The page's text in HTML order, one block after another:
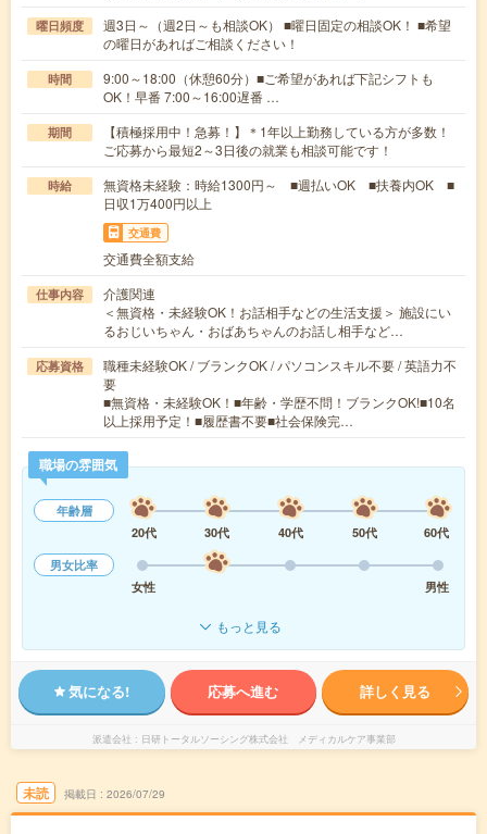
曜日頻度
週3日～（週2日～も相談OK） ■曜日固定の相談OK！ ■希望
の曜日があればご相談ください！
時間
9:00～18:00（休憩60分）■ご希望があれば下記シフトも
OK！早番 7:00～16:00遅番 …
期間
【積極採用中！急募！】＊1年以上勤務している方が多数！
ご応募から最短2～3日後の就業も相談可能です！
時給
無資格未経験：時給1300円～ ■週払いOK ■扶養内OK ■
日収1万400円以上
交通費
交通費全額支給
仕事内容
介護関連
＜無資格・未経験OK！お話相手などの生活支援＞ 施設にい
るおじいちゃん・おばあちゃんのお話し相手など…
応募資格
職種未経験OK / ブランクOK / パソコンスキル不要 / 英語力不
要
■無資格・未経験OK！■年齢・学歴不問！ブランクOK!■10名
以上採用予定！■履歴書不要■社会保険完…
職場の雰囲気
年齢層
20代
30代 40代 50代
60代
男女比率
女性
男性
もっと見る
気になる! 応募へ進む 詳しく見る
派遣会社 日研トータルソーシング株式会社 メディカルケア事業部
未読 掲載日 2026/07/29